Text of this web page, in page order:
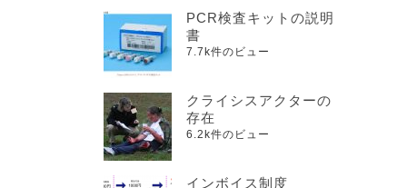
PCR検査キットの説明
書
7.7k件のビュー
クライシスアクターの
存在
6.2k件のビュー
インボイス制度